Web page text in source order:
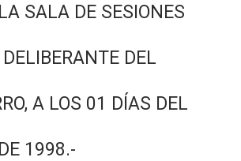
SALA DE SESIONES
DEL
A LOS 01 DÍAS DEL
1998.-